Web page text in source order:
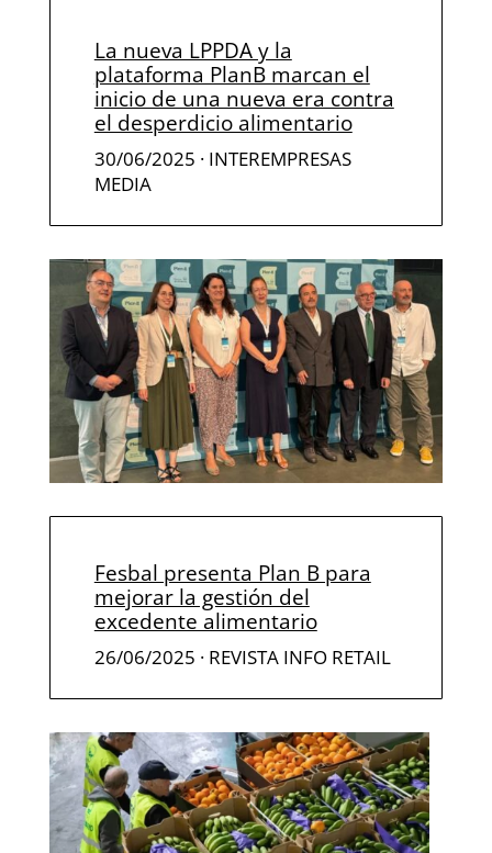
La nueva LPPDA y la
plataforma PlanB marcan el
inicio de una nueva era contra
el desperdicio alimentario
30/06/2025 · INTEREMPRESAS
MEDIA
Fesbal presenta Plan B para
mejorar la gestión del
excedente alimentario
26/06/2025 · REVISTA INFO RETAIL